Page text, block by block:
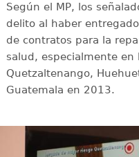
Según el MP, los
delito al haber
de contratos para la
salud, especialmente
Quetzaltenango,
Guatemala en 2013.